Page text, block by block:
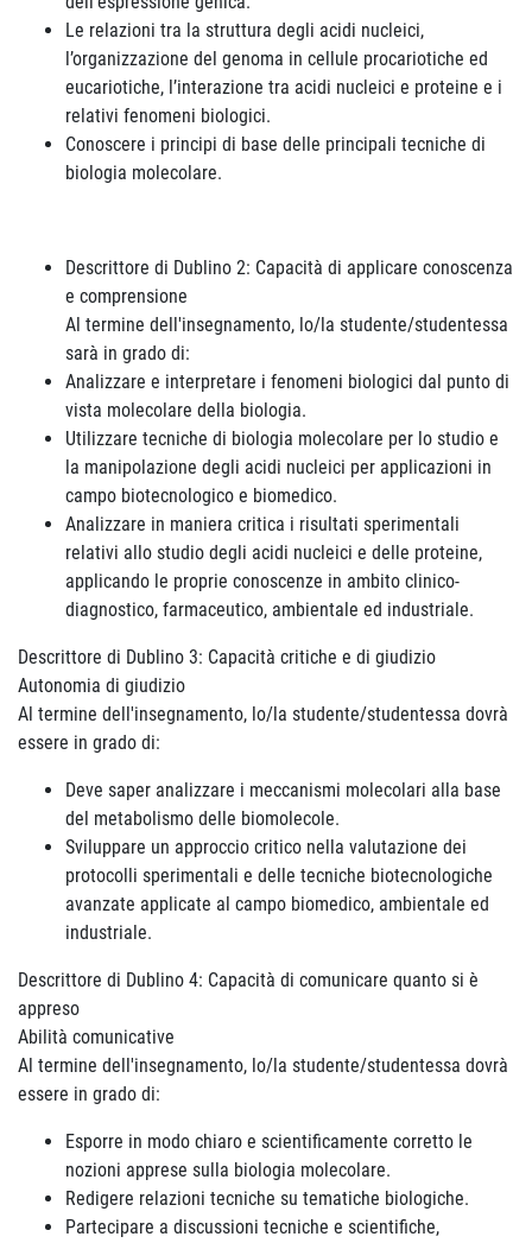
Le relazioni tra la struttura degli acidi nucleici,
l’organizzazione del genoma in cellule procariotiche ed
eucariotiche, l’interazione tra acidi nucleici e proteine e i
relativi fenomeni biologici.
Conoscere i principi di base delle principali tecniche di
biologia molecolare.
Descrittore di Dublino 2: Capacità di applicare conoscenza
e comprensione
Al termine dell'insegnamento, lo/la studente/studentessa
sarà in grado di:
Analizzare e interpretare i fenomeni biologici dal punto di
vista molecolare della biologia.
Utilizzare tecniche di biologia molecolare per lo studio e
la manipolazione degli acidi nucleici per applicazioni in
campo biotecnologico e biomedico.
Analizzare in maniera critica i risultati sperimentali
relativi allo studio degli acidi nucleici e delle proteine,
applicando le proprie conoscenze in ambito clinico-
diagnostico, farmaceutico, ambientale ed industriale.
Descrittore di Dublino 3: Capacità critiche e di giudizio
Autonomia di giudizio
Al termine dell'insegnamento, lo/la studente/studentessa dovrà
essere in grado di:
Deve saper analizzare i meccanismi molecolari alla base
del metabolismo delle biomolecole.
Sviluppare un approccio critico nella valutazione dei
protocolli sperimentali e delle tecniche biotecnologiche
avanzate applicate al campo biomedico, ambientale ed
industriale.
Descrittore di Dublino 4: Capacità di comunicare quanto si è
appreso
Abilità comunicative
Al termine dell'insegnamento, lo/la studente/studentessa dovrà
essere in grado di:
Esporre in modo chiaro e scientificamente corretto le
nozioni apprese sulla biologia molecolare.
Redigere relazioni tecniche su tematiche biologiche.
Partecipare a discussioni tecniche e scientifiche,